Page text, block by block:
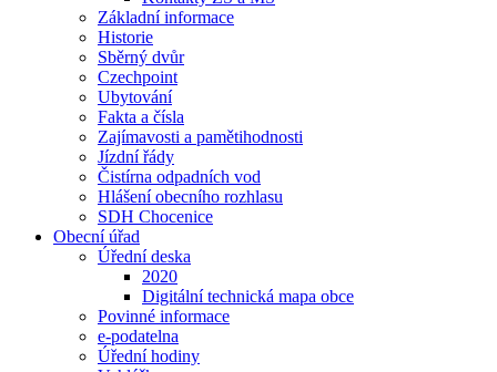
Základní informace
Historie
Sběrný dvůr
Czechpoint
Ubytování
Fakta a čísla
Zajímavosti a pamětihodnosti
Jízdní řády
Čistírna odpadních vod
Hlášení obecního rozhlasu
SDH Chocenice
Obecní úřad
Úřední deska
2020
Digitální technická mapa obce
Povinné informace
e-podatelna
Úřední hodiny